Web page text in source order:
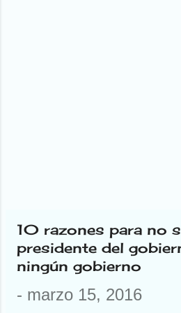
columnas,
edificios,
Total, que
de nada.
he rendido?
seguido
10 razones para no
presidente del
ningún gobierno
- marzo 15, 2016